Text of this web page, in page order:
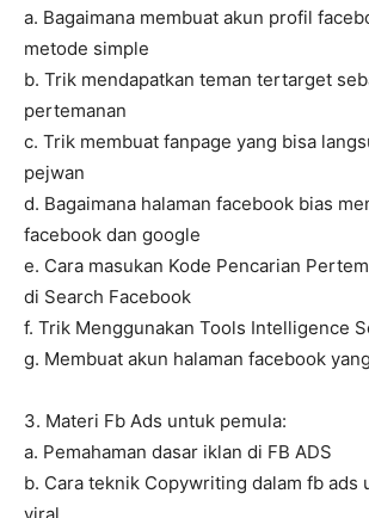
a. Bagaimana membuat akun profil
metode simple
b. Trik mendapatkan teman tertarget
pertemanan
c. Trik membuat fanpage yang bisa
pejwan
d. Bagaimana halaman facebook bias
facebook dan google
e. Cara masukan Kode Pencarian
di Search Facebook
f. Trik Menggunakan Tools Intelligence
g. Membuat akun halaman facebook
3. Materi Fb Ads untuk pemula:
a. Pemahaman dasar iklan di FB ADS
b. Cara teknik Copywriting dalam fb ads